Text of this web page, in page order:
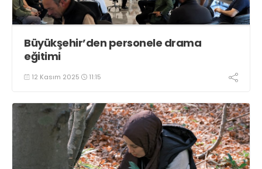
Büyükşehir’den personele drama
eğitimi
12 Kasım 2025 11:15